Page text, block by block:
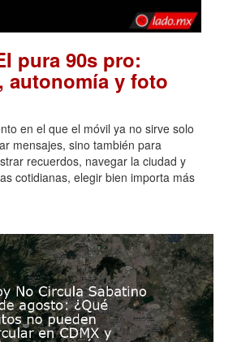
pura 90s pro:
autonomía y foto
en el que el móvil ya no sirve solo
mensajes, sino también para
recuerdos, navegar la ciudad y
cotidianas, elegir bien importa más